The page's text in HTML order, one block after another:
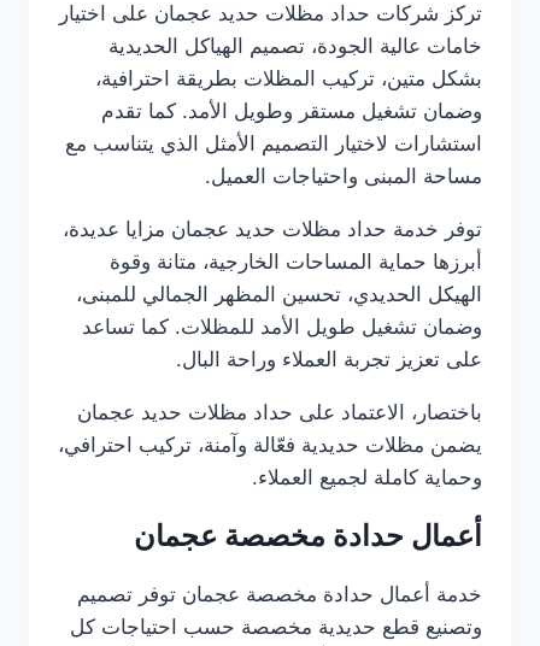
تركز شركات حداد مظلات حديد عجمان على اختيار
خامات عالية الجودة، تصميم الهياكل الحديدية
بشكل متين، تركيب المظلات بطريقة احترافية،
وضمان تشغيل مستقر وطويل الأمد. كما تقدم
استشارات لاختيار التصميم الأمثل الذي يتناسب مع
مساحة المبنى واحتياجات العميل.
توفر خدمة حداد مظلات حديد عجمان مزايا عديدة،
أبرزها حماية المساحات الخارجية، متانة وقوة
الهيكل الحديدي، تحسين المظهر الجمالي للمبنى،
وضمان تشغيل طويل الأمد للمظلات. كما تساعد
على تعزيز تجربة العملاء وراحة البال.
باختصار، الاعتماد على حداد مظلات حديد عجمان
يضمن مظلات حديدية فعّالة وآمنة، تركيب احترافي،
وحماية كاملة لجميع العملاء.
أعمال حدادة مخصصة عجمان
خدمة أعمال حدادة مخصصة عجمان توفر تصميم
وتصنيع قطع حديدية مخصصة حسب احتياجات كل